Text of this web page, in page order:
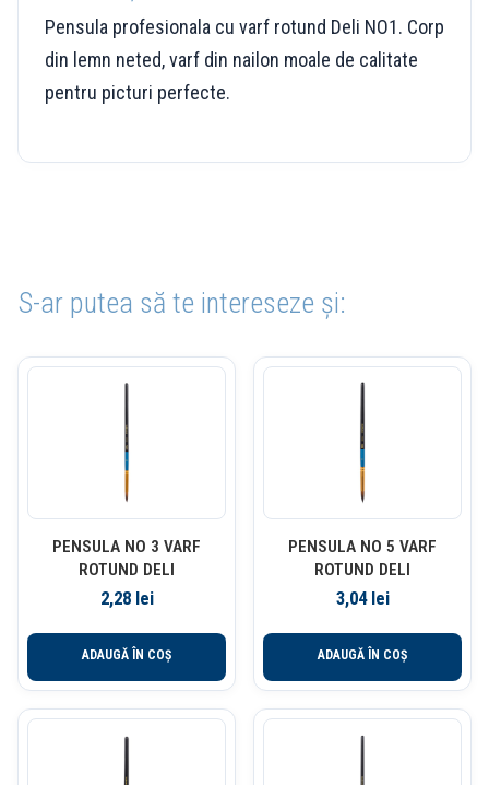
Pensula profesionala cu varf rotund Deli NO1. Corp
din lemn neted, varf din nailon moale de calitate
pentru picturi perfecte.
S-ar putea să te intereseze și:
PENSULA NO 3 VARF
ROTUND DELI
2,28 lei
ADAUGĂ ÎN COȘ
PENSULA NO 5 VARF
ROTUND DELI
3,04 lei
ADAUGĂ ÎN COȘ